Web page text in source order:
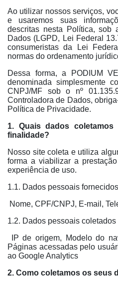
Ao utilizar nossos serviços,
e usaremos suas
descritas nesta Política, sob
Dados (LGPD, Lei Federal
consumeristas da Lei
normas do ordenamento
Dessa forma, a PODIUM
denominada simplesmente
CNPJ/MF sob o nº
Controladora de Dados,
Política de Privacidade.
1. Quais dados
finalidade?
Nosso site coleta e utiliza
forma a viabilizar a
experiência de uso.
1.1. Dados pessoais
Nome, CPF/CNPJ, E-mail,
1.2. Dados pessoais
IP de origem, Modelo do
Páginas acessadas pelo
ao Google Analytics
2. Como coletamos os seus